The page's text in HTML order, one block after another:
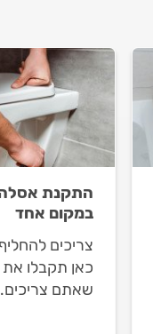
התקנת
במקום אחד
צריכים
כאן תקבלו
שאתם